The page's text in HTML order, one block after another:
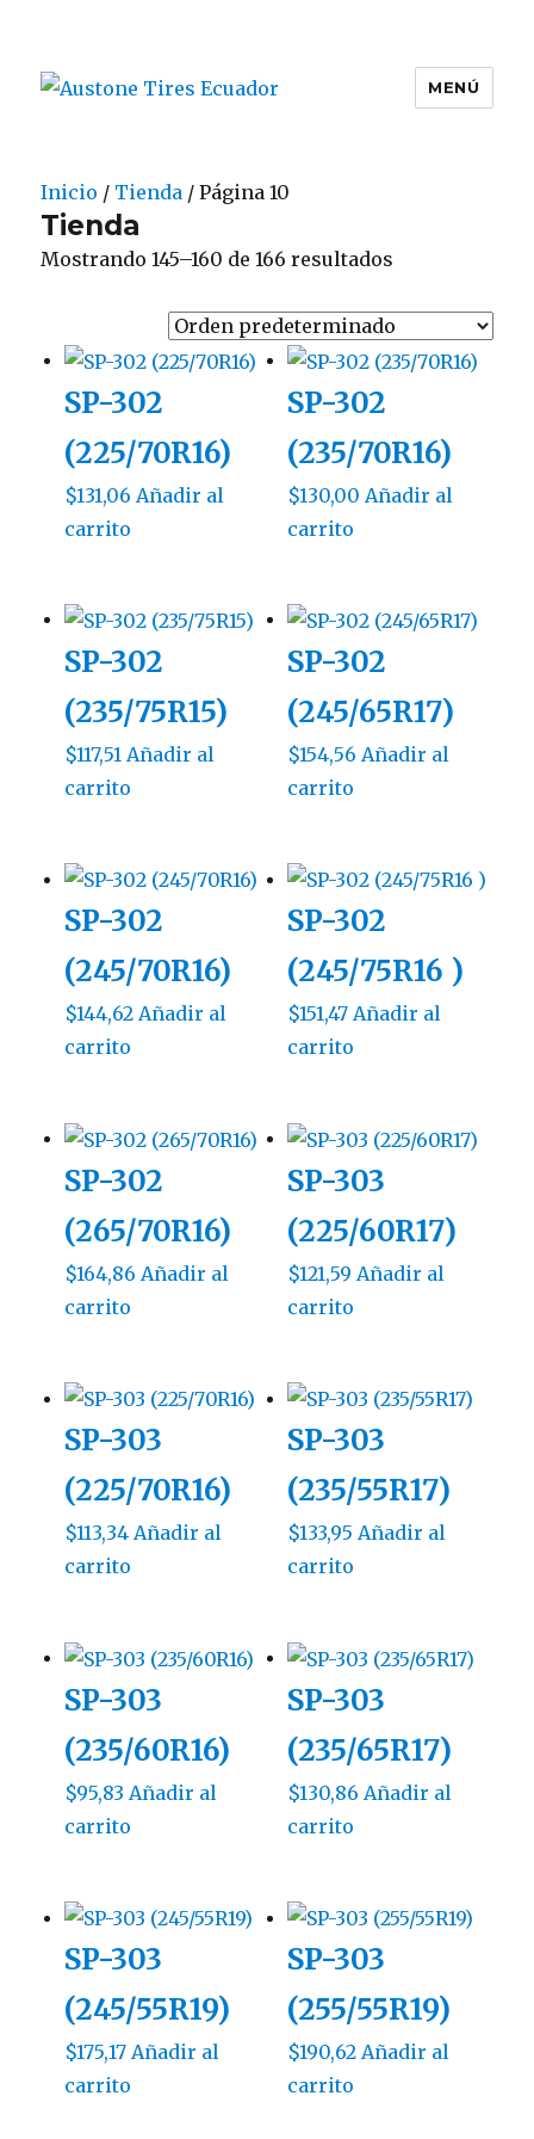
MENÚ
Inicio / Tienda / Página 10
Tienda
Mostrando 145–160 de 166 resultados
SP-302
(225/70R16)
$131,06 Añadir al
carrito
SP-302
(235/70R16)
$130,00 Añadir al
carrito
SP-302
(235/75R15)
$117,51 Añadir al
carrito
SP-302
(245/65R17)
$154,56 Añadir al
carrito
SP-302
(245/70R16)
$144,62 Añadir al
carrito
SP-302
(245/75R16 )
$151,47 Añadir al
carrito
SP-302
(265/70R16)
$164,86 Añadir al
carrito
SP-303
(225/60R17)
$121,59 Añadir al
carrito
SP-303
(225/70R16)
$113,34 Añadir al
carrito
SP-303
(235/55R17)
$133,95 Añadir al
carrito
SP-303
(235/60R16)
$95,83 Añadir al
carrito
SP-303
(235/65R17)
$130,86 Añadir al
carrito
SP-303
(245/55R19)
$175,17 Añadir al
carrito
SP-303
(255/55R19)
$190,62 Añadir al
carrito